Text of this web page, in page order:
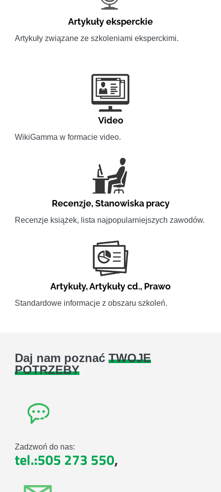
Artykuły eksperckie
Artykuły związane ze szkoleniami eksperckimi.
Video
WikiGamma w formacie video.
Recenzje,Stanowiska pracy
Recenzje książek, lista najpopularniejszych zawodów.
Artykuły,Artykuły cd., Prawo
Standardowe informacje z obszaru szkoleń.
Daj nam poznać TWOJE
POTRZEBY
Zadzwoń do nas:
tel.:505 273 550,